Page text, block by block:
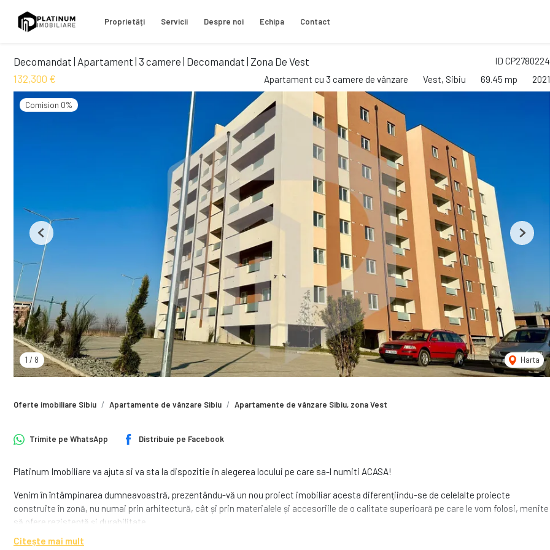
Proprietăți Servicii Despre noi Echipa Contact
ID CP2780224
Decomandat | Apartament | 3 camere | Decomandat | Zona De Vest
132,300 €
Apartament cu 3 camere de vânzare Vest, Sibiu 69.45 mp 2021
Comision 0%
1 / 8 Harta
Previous Next
Oferte imobiliare Sibiu Apartamente de vânzare Sibiu Apartamente de vânzare Sibiu, zona Vest
Trimite pe WhatsApp Distribuie pe Facebook
Platinum Imobiliare va ajuta si va sta la dispozitie in alegerea locului pe care sa-l numiti ACASA!
Venim în întâmpinarea dumneavoastră, prezentându-vă un nou proiect imobiliar acesta diferențiindu-se de celelalte proiecte
construite în zonă, nu numai prin arhitectură, cât și prin materialele și accesoriile de o calitate superioară pe care le vom folosi, menite
să ofere rezistență și durabilitate.
Ansamblul se remarca printr-o compartimentare deosebita, aceasta reusind sa puna in valoare suprafetele generoase.
Citește mai mult